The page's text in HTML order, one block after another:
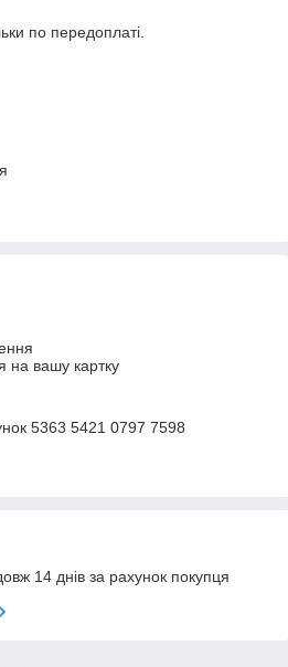
по передоплаті.
на вашу картку
5363 5421 0797 7598
14 днів за рахунок покупця